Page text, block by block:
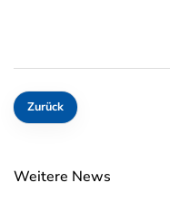
Zurück
Weitere News